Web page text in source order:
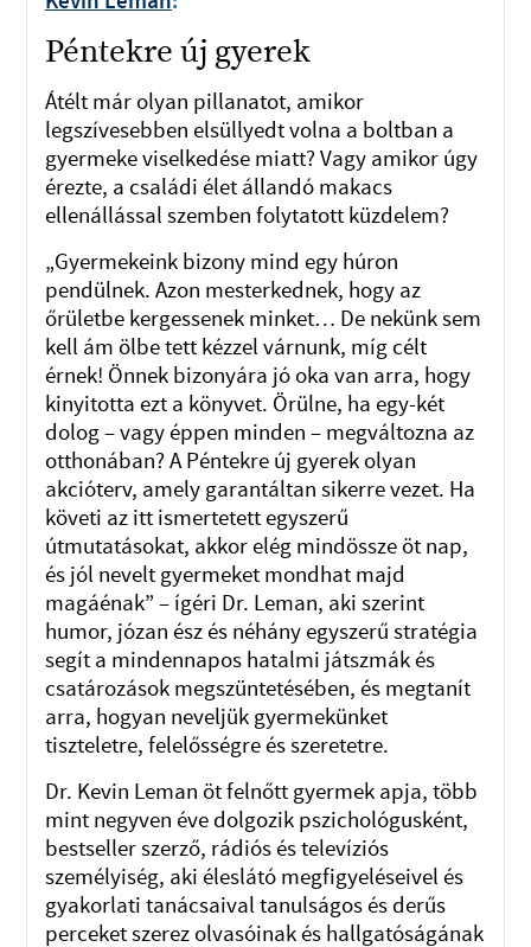
Péntekre új gyerek
Átélt már olyan pillanatot, amikor
legszívesebben elsüllyedt volna a boltban a
gyermeke viselkedése miatt? Vagy amikor úgy
érezte, a családi élet állandó makacs
ellenállással szemben folytatott küzdelem?
„Gyermekeink bizony mind egy húron
pendülnek. Azon mesterkednek, hogy az
őrületbe kergessenek minket… De nekünk sem
kell ám ölbe tett kézzel várnunk, míg célt
érnek! Önnek bizonyára jó oka van arra, hogy
kinyitotta ezt a könyvet. Örülne, ha egy-két
dolog – vagy éppen minden – megváltozna az
otthonában? A Péntekre új gyerek olyan
akcióterv, amely garantáltan sikerre vezet. Ha
követi az itt ismertetett egyszerű
útmutatásokat, akkor elég mindössze öt nap,
és jól nevelt gyermeket mondhat majd
magáénak” – ígéri Dr. Leman, aki szerint
humor, józan ész és néhány egyszerű stratégia
segít a mindennapos hatalmi játszmák és
csatározások megszüntetésében, és megtanít
arra, hogyan neveljük gyermekünket
tiszteletre, felelősségre és szeretetre.
Dr. Kevin Leman öt felnőtt gyermek apja, több
mint negyven éve dolgozik pszichológusként,
bestseller szerző, rádiós és televíziós
személyiség, aki éleslátó megfigyeléseivel és
gyakorlati tanácsaival tanulságos és derűs
perceket szerez olvasóinak és hallgatóságának